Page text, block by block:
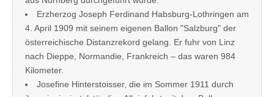
Erzherzog Joseph Ferdinand Habsburg-Lothringen am
4. April 1909 mit seinem eigenen Ballon "Salzburg" der
österreichische Distanzrekord gelang. Er fuhr von Linz
nach Dieppe, Normandie, Frankreich – das waren 984
Kilometer.
Josefine Hinterstoisser, die im Sommer 1911 durch